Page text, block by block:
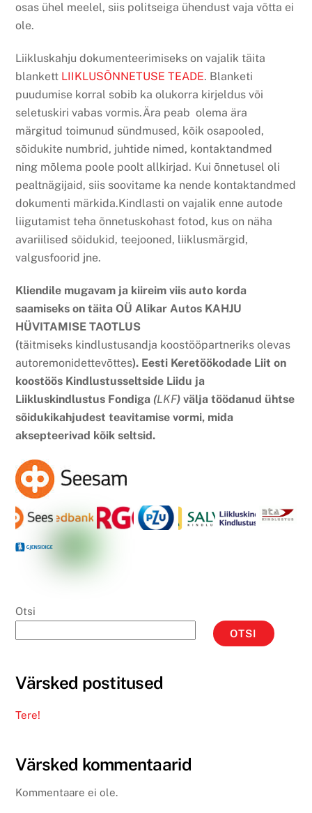
osas ühel meelel, siis politseiga ühendust vaja võtta ei
ole.
Liikluskahju dokumenteerimiseks on vajalik täita
blankett LIIKLUSÕNNETUSE TEADE. Blanketi
puudumise korral sobib ka olukorra kirjeldus või
seletuskiri vabas vormis.Ära peab olema ära
märgitud toimunud sündmused, kõik osapooled,
sõidukite numbrid, juhtide nimed, kontaktandmed
ning mõlema poole poolt allkirjad. Kui õnnetusel oli
pealtnägijaid, siis soovitame ka nende kontaktandmed
dokumenti märkida.Kindlasti on vajalik enne autode
liigutamist teha õnnetuskohast fotod, kus on näha
avariilised sõidukid, teejooned, liiklusmärgid,
valgusfoorid jne.
Kliendile mugavam ja kiireim viis auto korda
saamiseks on täita OÜ Alikar Autos KAHJU
HÜVITAMISE TAOTLUS
(täitmiseks kindlustusandja koostööpartneriks olevas
autoremonidettevõttes). Eesti Keretöökodade Liit on
koostöös Kindlustusseltside Liidu ja
Liikluskindlustus Fondiga (LKF)välja töödanud ühtse
sõidukikahjudest teavitamise vormi, mida
aksepteerivad kõik seltsid.
Otsi
OTSI
Värsked postitused
Tere!
Värsked kommentaarid
Kommentaare ei ole.